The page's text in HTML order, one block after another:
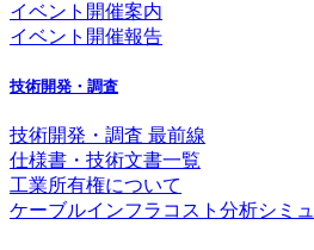
イベント開催案内
イベント開催報告
技術開発・調査
技術開発・調査 最前線
仕様書・技術文書一覧
工業所有権について
ケーブルインフラコスト分析シミ